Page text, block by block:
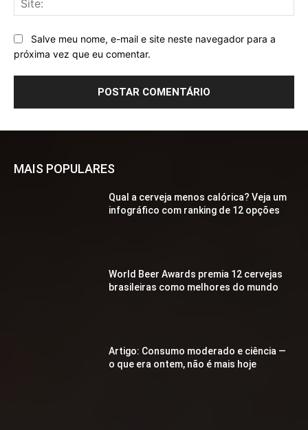
Salve meu nome, e-mail e site neste navegador para a
próxima vez que eu comentar.
MAIS POPULARES
Qual a cerveja menos calórica? Veja um
infográfico com ranking de 12 opções
World Beer Awards premia 12 cervejas
brasileiras como melhores do mundo
Artigo: Consumo moderado e ciência —
o que era ontem, não é mais hoje